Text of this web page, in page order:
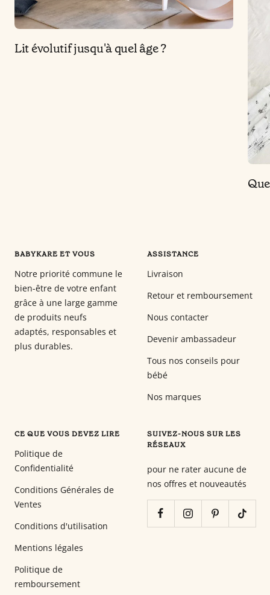
Lit évolutif jusqu'à quel âge ?
BABYKARE ET VOUS
Notre priorité commune le
bien-être de votre enfant
grâce à une large gamme
de produits neufs
adaptés, responsables et
plus durables.
ASSISTANCE
Livraison
Retour et remboursement
Nous contacter
Devenir ambassadeur
Tous nos conseils pour
bébé
Nos marques
CE QUE VOUS DEVEZ LIRE
Politique de
Confidentialité
Conditions Générales de
Ventes
Conditions d'utilisation
Mentions légales
Politique de
remboursement
SUIVEZ-NOUS SUR LES
RÉSEAUX
pour ne rater aucune de
nos offres et nouveautés